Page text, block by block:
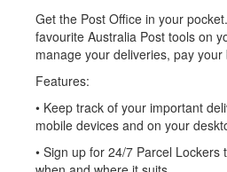
Get the Post Office in your
favourite Australia Post tools on
manage your deliveries, pay
Features:
• Keep track of your important
mobile devices and on your
• Sign up for 24/7 Parcel Lockers